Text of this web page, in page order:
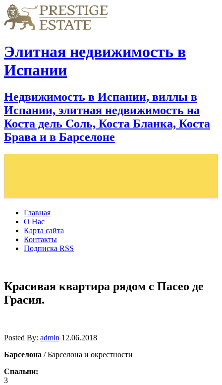
Элитная недвижимость в
Испании
Недвижимость в Испании, виллы в
Испании, элитная недвижимость на
Коста дель Соль, Коста Бланка, Коста
Брава и в Барселоне
Главная
О Нас
Карта сайта
Контакты
Подписка RSS
Красивая квартира рядом с Пасео де
Грасия.
Posted By: admin 12.06.2018
Барселона / Барселона и окрестности
Спальни:
3